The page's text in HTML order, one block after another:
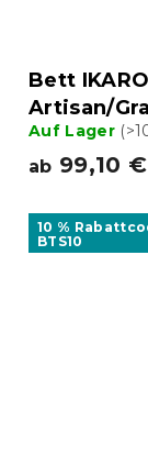
Bett
Artisan/
Auf Lager
ab 99,10 €
10 %
BTS10